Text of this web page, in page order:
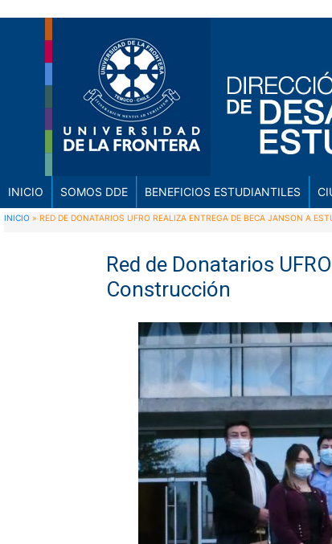
INICIO SOMOS DDE BENEFICIOS ESTUDIANTILES
INICIO » RED DE DONATARIOS UFRO REALIZA ENTREGA DE BECA JANSON A
Red de Donatarios
Construcción